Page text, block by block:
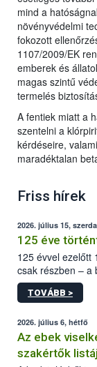
mind a
növényvédelmi
fokozott
1107/2009/EK
emberek és
magas szintű
termelés
A fentiek miatt a
szentelni a
kérdéseire,
maradéktalan
Friss hírek
2026. július 15, szerda
125 éve
125 évvel ezelőtt
csak részben – a
állomás a Kis
tervezett új
TOVÁBB >
2026. július 6, hétfő
Az ebek
szakértők